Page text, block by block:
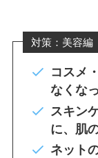
対策：美容編
コスメ
なくな
スキン
に、肌
ネット